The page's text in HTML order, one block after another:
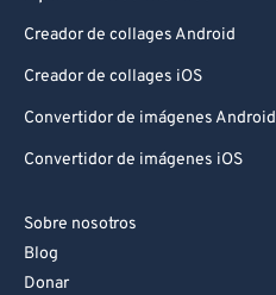
Creador de collages Android
Creador de collages iOS
Convertidor de imágenes Android
Convertidor de imágenes iOS
Sobre nosotros
Blog
Donar